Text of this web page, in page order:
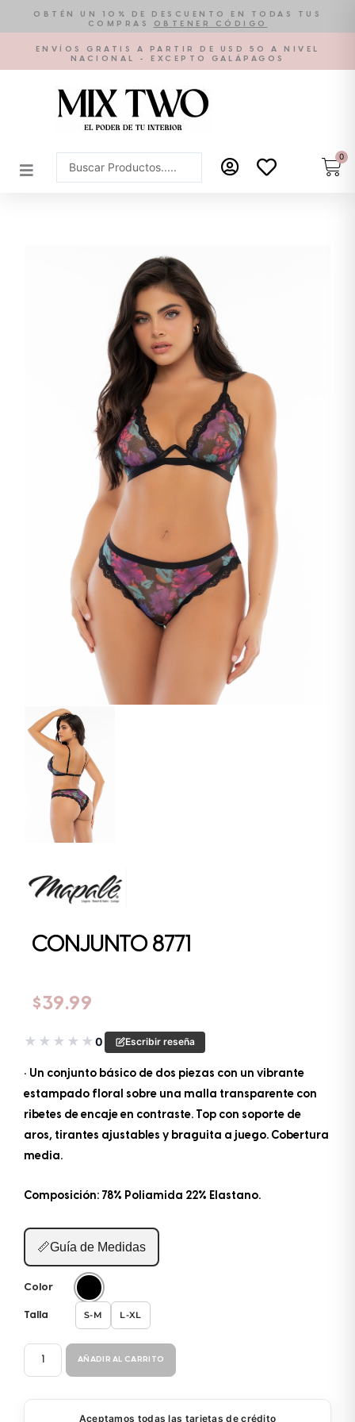
contenido
OBTÉN UN 10% DE DESCUENTO EN TODAS TUS
COMPRAS
OBTENER CÓDIGO
ENVÍOS GRATIS A PARTIR DE USD 50 A NIVEL
NACIONAL - EXCEPTO GALÁPAGOS
Search
...
0
CONJUNTO 8771
$39.99
★ ★ ★ ★ ★0 Escribir reseña
• Un conjunto básico de dos piezas con un vibrante
estampado floral sobre una malla transparente con
ribetes de encaje en contraste. Top con soporte de
aros, tirantes ajustables y braguita a juego. Cobertura
media.
Composición: 78% Poliamida 22% Elastano.
📏Guía de Medidas
Color
Talla S-M L-XL
CONJUNTO
8771
AÑADIR AL CARRITO
Aceptamos todas las tarjetas de crédito